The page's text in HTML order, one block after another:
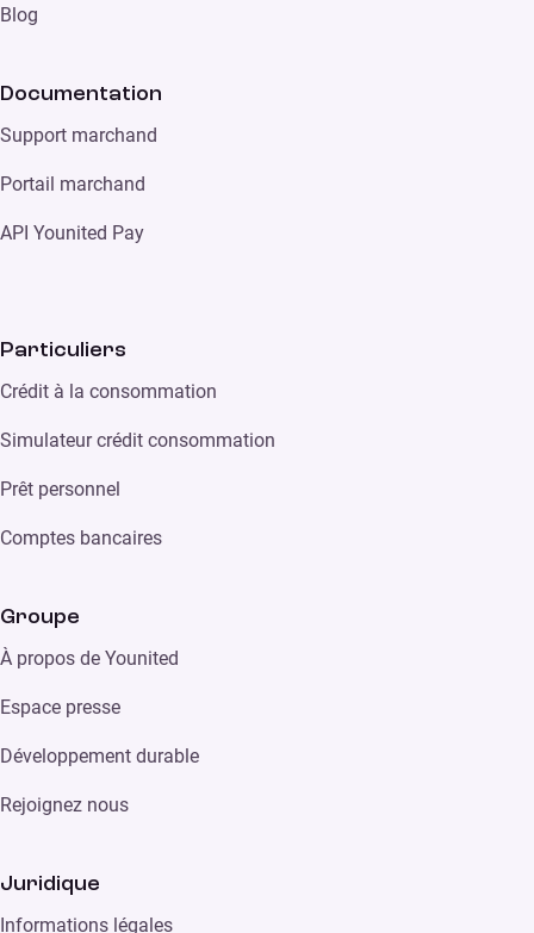
Blog
Documentation
Support marchand
Portail marchand
API Younited Pay
Particuliers
Crédit à la consommation
Simulateur crédit consommation
Prêt personnel
Comptes bancaires
Groupe
À propos de Younited
Espace presse
Développement durable
Rejoignez nous
Juridique
Informations légales